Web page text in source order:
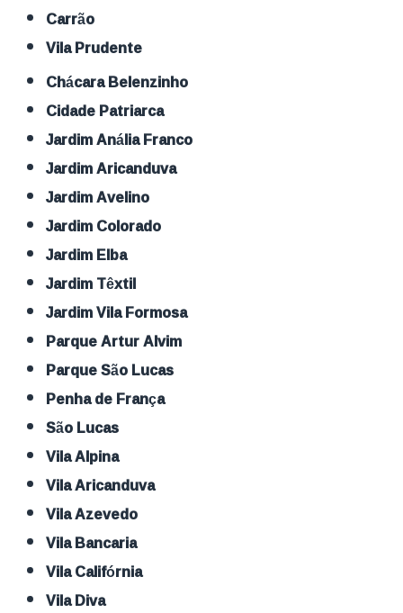
Carrão
Vila Prudente
Chácara Belenzinho
Cidade Patriarca
Jardim Anália Franco
Jardim Aricanduva
Jardim Avelino
Jardim Colorado
Jardim Elba
Jardim Têxtil
Jardim Vila Formosa
Parque Artur Alvim
Parque São Lucas
Penha de França
São Lucas
Vila Alpina
Vila Aricanduva
Vila Azevedo
Vila Bancaria
Vila Califórnia
Vila Diva